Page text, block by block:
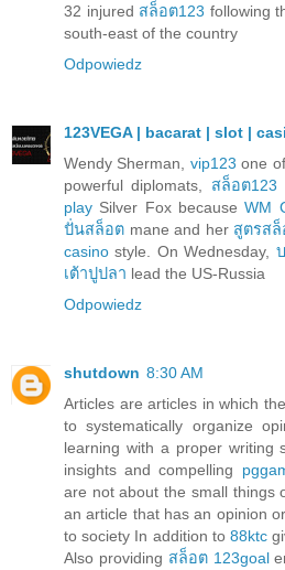
32 injured สล็อต123 following
south-east of the country
Odpowiedz
123VEGA | bacarat | slot |
Wendy Sherman, vip123 one
powerful diplomats, สล็อต123
play Silver Fox becauseWM
ปั่นสล็อต mane and her สูตรส
casino style. On Wednesday,
เต้าปูปลา lead the US-Russia
Odpowiedz
shutdown 8:30 AM
Articles are articles in which the
to systematically organize
learning with a proper writing
insights and compelling
are not about the small things
an article that has an opinion
to society In addition to88ktc
Also providing สล็อต 123goal